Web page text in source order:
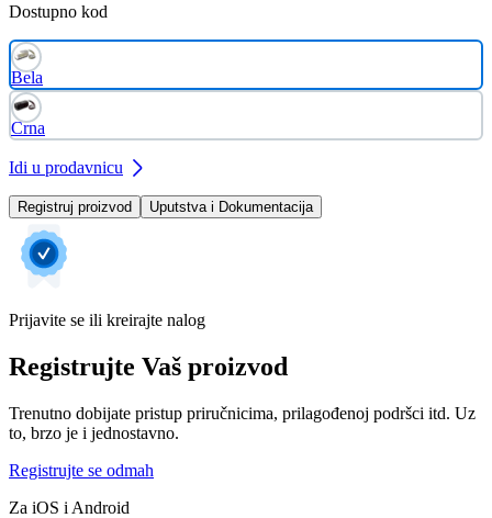
Dostupno kod
Bela
Crna
Idi u prodavnicu
Registruj proizvod Uputstva i Dokumentacija
Prijavite se ili kreirajte nalog
Registrujte Vaš proizvod
Trenutno dobijate pristup priručnicima, prilagođenoj podršci itd. Uz
to, brzo je i jednostavno.
Registrujte se odmah
Za iOS i Android